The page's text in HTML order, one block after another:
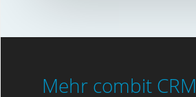
Mehr combit CRM